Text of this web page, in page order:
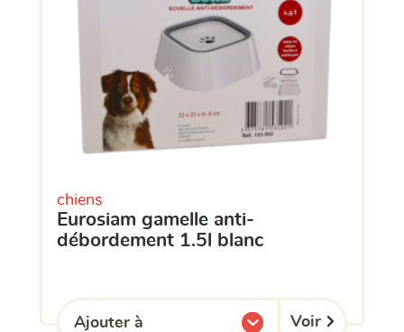
chiens
eurosiam gamelle anti-
débordement 1.5l blanc
Ajouter à Voir